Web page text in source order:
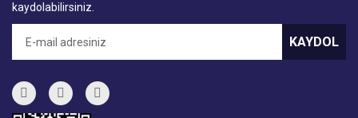
kaydolabilirsiniz.
KAYDOL